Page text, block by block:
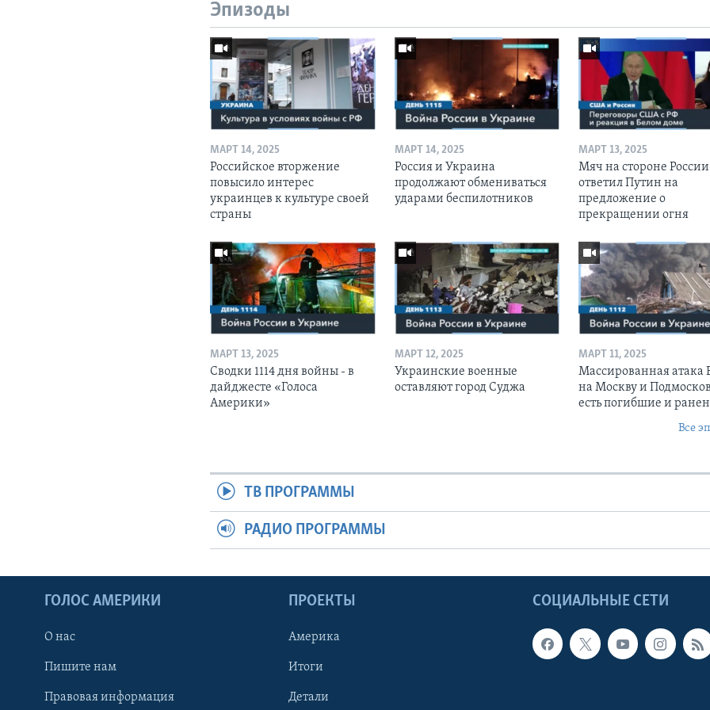
Эпизоды
МАРТ 14, 2025
Российское вторжение
повысило интерес
украинцев к культуре своей
страны
МАРТ 14, 2025
Россия и Украина
продолжают обмениваться
ударами беспилотников
МАРТ 13, 2025
Мяч на стороне
ответил Путин на
предложение о
прекращении огня
МАРТ 13, 2025
Сводки 1114 дня войны - в
дайджесте «Голоса
Америки»
МАРТ 12, 2025
Украинские военные
оставляют город Суджа
МАРТ 11, 2025
Массированная атака
на Москву и
есть погибшие и
Все
ТВ ПРОГРАММЫ
РАДИО ПРОГРАММЫ
СОЦИАЛЬНЫЕ СЕТИ
ГОЛОС АМЕРИКИ
О нас
Пишите нам
Правовая информация
ПРОЕКТЫ
Америка
Итоги
Детали